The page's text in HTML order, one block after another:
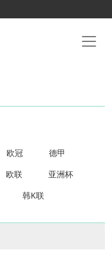
欧冠
德甲
欧联
亚洲杯
韩K联